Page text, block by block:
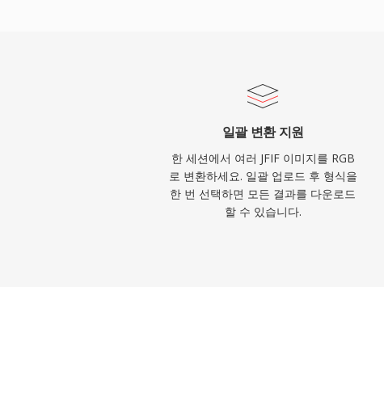
일괄 변환 지원
한 세션에서 여러 JFIF 이미지를 RGB
로 변환하세요. 일괄 업로드 후 형식을
한 번 선택하면 모든 결과를 다운로드
할 수 있습니다.